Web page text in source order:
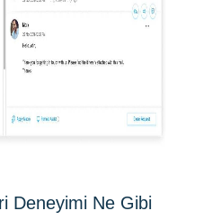
Deneyimi Ne Gibi